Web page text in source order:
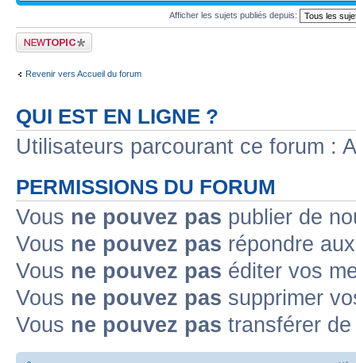
Afficher les sujets publiés depuis:
Publier un nouveau
sujet
Revenir vers Accueil du forum
QUI EST EN LIGNE ?
Utilisateurs parcourant ce forum :
PERMISSIONS DU FORUM
Vous ne pouvez pas publier de
Vous ne pouvez pas répondre
Vous ne pouvez pas éditer vos
Vous ne pouvez pas supprimer
Vous ne pouvez pas transférer